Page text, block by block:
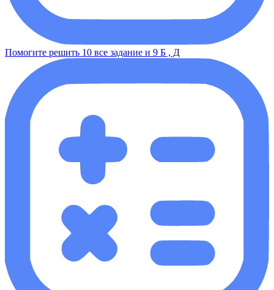
Помогите решить 10 все задание и 9 Б , Д